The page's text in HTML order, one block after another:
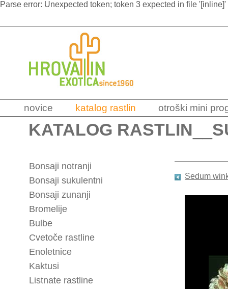
Parse error: Unexpected token; token 3 expected in file
novice katalog rastlin otroški mini
KATALOG RASTLIN
Bonsaji notranji
Bonsaji sukulentni
Bonsaji zunanji
Bromelije
Bulbe
Cvetoče rastline
Enoletnice
Kaktusi
Listnate rastline
Sedum